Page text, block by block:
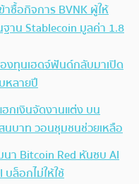
ซื้อกิจการ BVNK ผู้ให้
าน Stablecoin มูลค่า 1.8
งทุนเฮดจ์ฟันด์กลับมาเปิด
หลายปี
กเงินจัดงานแต่ง บน
นบาท วอนชุมชนช่วยเหลือ
า Bitcoin Red หันซบ AI
ล็อกไม่ให้ใช้